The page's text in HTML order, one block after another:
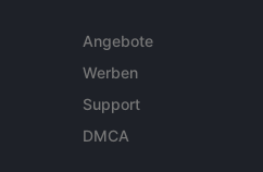
Angebote
Werben
Support
DMCA